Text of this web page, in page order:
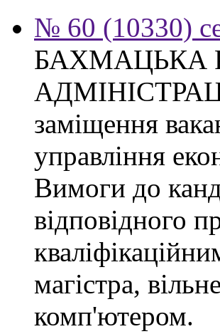
№ 60 (10330)
БАХМАЦЬКА
заміщення
управління
Вимоги до
відповідного
магістра,
комп'ютером.